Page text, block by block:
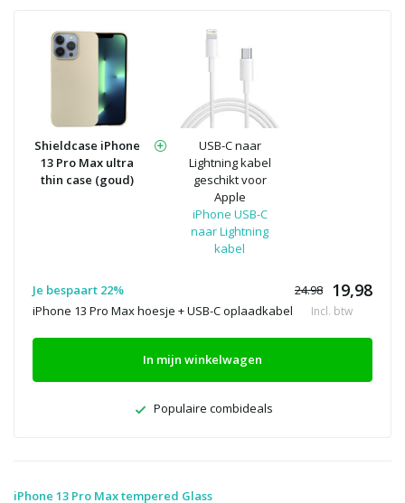
Shieldcase iPhone
13 Pro Max ultra
thin case (goud)
USB-C naar
Lightning kabel
geschikt voor
Apple
iPhone USB-C
naar Lightning
kabel
Je bespaart 22% 24.98 19,98
iPhone 13 Pro Max hoesje + USB-C oplaadkabel Incl. btw
In mijn winkelwagen
Populaire combideals
iPhone 13 Pro Max tempered Glass